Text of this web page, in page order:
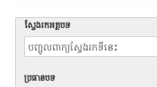
ស្វែងរកអត្ថបទ
ប្រធានបទ